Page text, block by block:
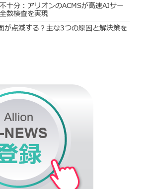
十分：アリオンのACMSが高速AIサー
数検査を実現
が点滅する？主な3つの原因と解決策を